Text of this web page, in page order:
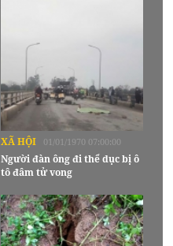
XÃ HỘI 01/01/1970 07:00:00
Người đàn ông đi thể dục bị ô
tô đâm tử vong